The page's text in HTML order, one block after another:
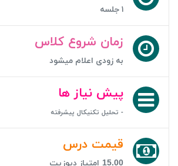
۱ جلسه
زمان شروع کلاس
به زودی اعلام میشود
پیش نیاز ها
- تحلیل تکنیکال پیشرفته
قیمت درس
15.00 امتیاز دپوزیت